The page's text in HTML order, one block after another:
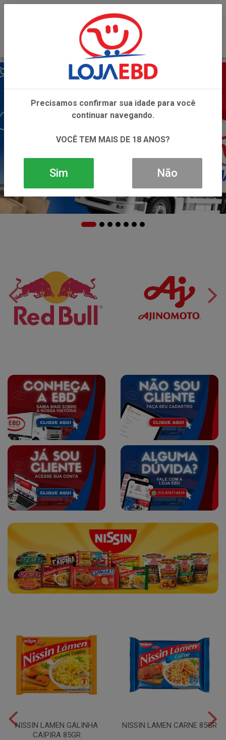
NISSIN LAMEN GALINHA
CAIPIRA 85GR
NISSIN LAMEN CARNE 85GR
Precisamos confirmar sua idade para você
continuar navegando.
VOCÊ TEM MAIS DE 18 ANOS?
Sim Não